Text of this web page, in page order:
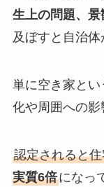
生上の問題、
及ぼすと自治体
単に空き家と
化や周囲への影
認定されると
実質6倍になっ